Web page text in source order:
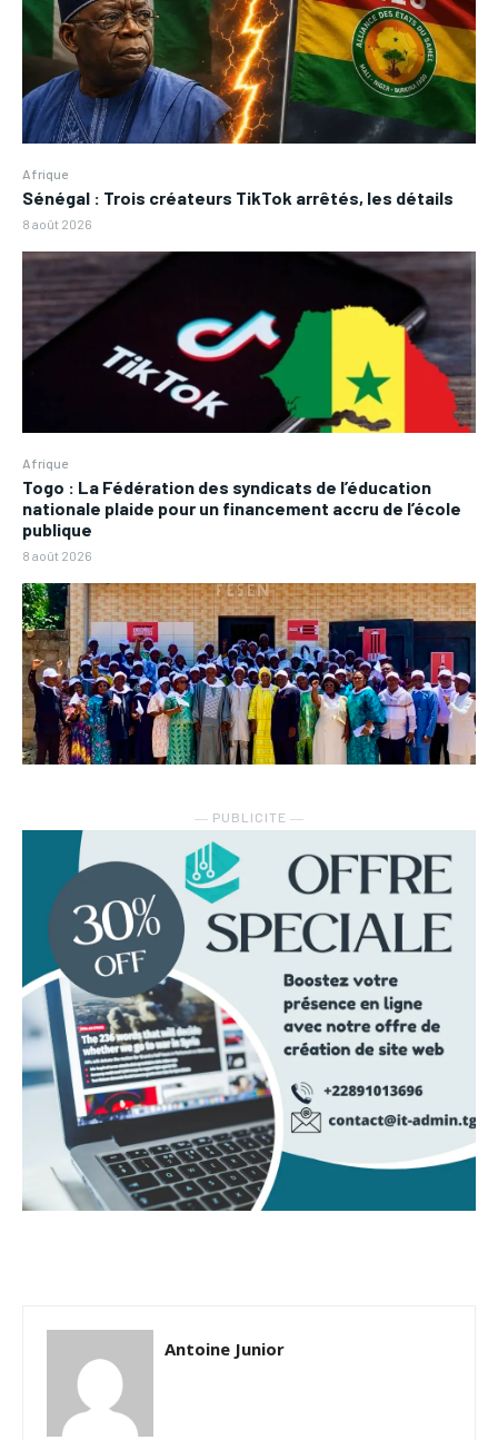
Afrique
Sénégal : Trois créateurs TikTok arrêtés, les détails
8 août 2026
Afrique
Togo : La Fédération des syndicats de l’éducation
nationale plaide pour un financement accru de l’école
publique
8 août 2026
― PUBLICITE ―
Antoine Junior